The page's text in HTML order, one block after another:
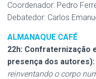
Coordenador: Pedro
Debatedor: Carlos
ALMANAQUE CAFÉ
22h: Confraternização
presença dos autores):
reinventando o corpo